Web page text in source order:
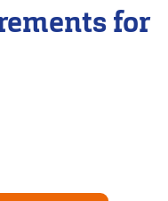
English.
Headfor